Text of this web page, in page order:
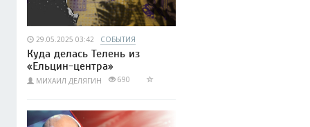
29.05.2025 03:42 СОБЫТИЯ
Куда делась Телень из
«Ельцин-центра»
МИХАИЛ ДЕЛЯГИН 690